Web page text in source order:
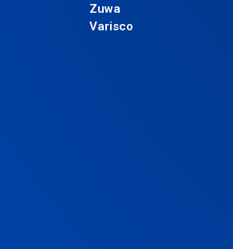
Zuwa
Varisco